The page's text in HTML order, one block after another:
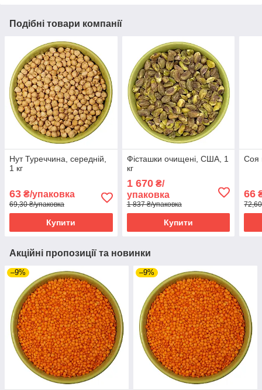
Подібні товари компанії
Нут Туреччина, середній,
1 кг
63 ₴/упаковка
69,30 ₴/упаковка
Купити
Фісташки очищені, США, 1
кг
1 670₴/
упаковка
1 837 ₴/упаковка
Купити
Соя
66
Акційні пропозиції та новинки
–9% –9%